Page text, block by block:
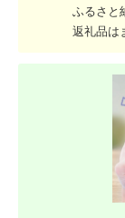
ふるさと
返礼品は